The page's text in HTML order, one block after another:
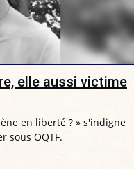
elle aussi victime
en liberté ? » s'indigne
sous OQTF.